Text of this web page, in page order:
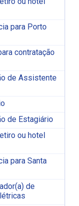
para Porto
contratação
de Assistente
de Estagiário
ou hotel
para Santa
de